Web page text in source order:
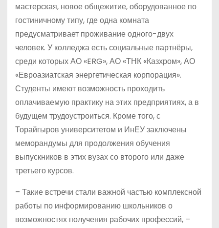
мастерская, новое общежитие, оборудованное по
гостиничному типу, где одна комната
предусматривает проживание одного-двух
человек. У колледжа есть социальные партнёры,
среди которых АО «ERG», АО «ТНК «Казхром», АО
«Евроазиатская энергетическая корпорация».
Студенты имеют возможность проходить
оплачиваемую практику на этих предприятиях, а в
будущем трудоустроиться. Кроме того, с
Торайгыров университетом и ИнЕУ заключены
меморандумы для продолжения обучения
выпускников в этих вузах со второго или даже
третьего курсов.
– Такие встречи стали важной частью комплексной
работы по информированию школьников о
возможностях получения рабочих профессий, –